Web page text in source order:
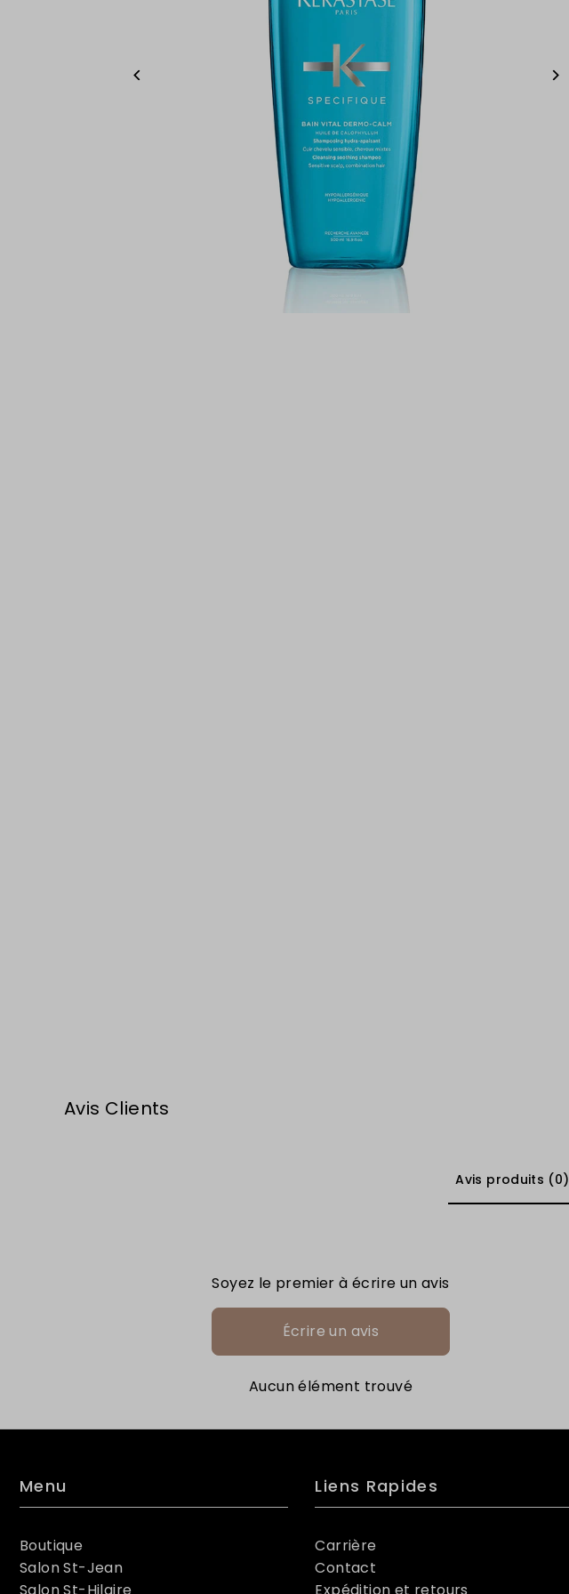
Avis Clients
Avis produits (0)
Soyez le premier à écrire un avis
Écrire un avis
Aucun élément trouvé
Menu
Boutique
Salon St-Jean
Liens Rapides
Carrière
Contact